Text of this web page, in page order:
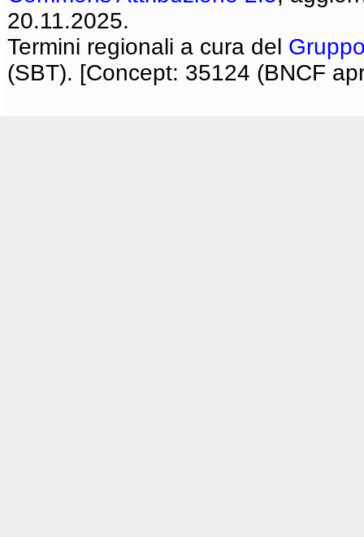
20.11.2025.
Termini regionali a cura del
(SBT). [Concept: 35124 (BNCF